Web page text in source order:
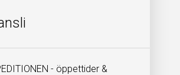
- öppettider &